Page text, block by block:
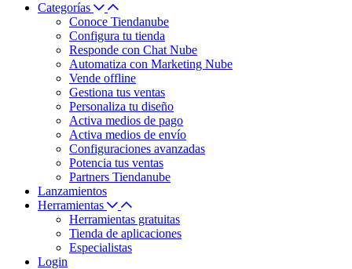
Categorías
Conoce Tiendanube
Configura tu tienda
Responde con Chat Nube
Automatiza con Marketing Nube
Vende offline
Gestiona tus ventas
Personaliza tu diseño
Activa medios de pago
Activa medios de envío
Configuraciones avanzadas
Potencia tus ventas
Partners Tiendanube
Lanzamientos
Herramientas
Herramientas gratuitas
Tienda de aplicaciones
Especialistas
Login